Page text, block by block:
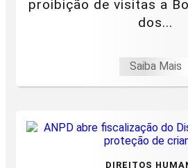
proibição de visitas a
dos...
Saiba Mais
DIREITOS